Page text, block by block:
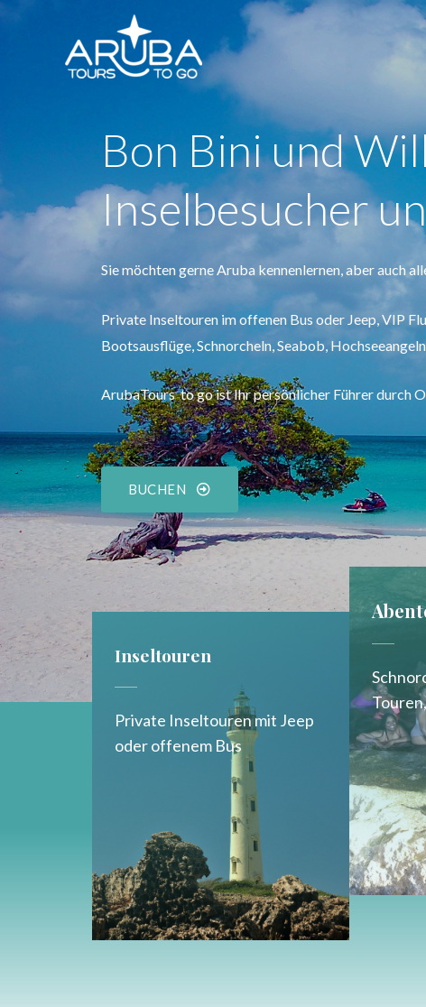
Bon Bini und
Inselbesucher
Sie möchten gerne Aruba kennenlernen, aber auch
Private Inseltouren im offenen Bus oder Jeep, VIP
Bootsausflüge, Schnorcheln, Seabob,
ArubaTours to go ist Ihr persönlicher Führer durch
BUCHEN
Inseltouren
Private Inseltouren mit Jeep
oder offenem Bus​